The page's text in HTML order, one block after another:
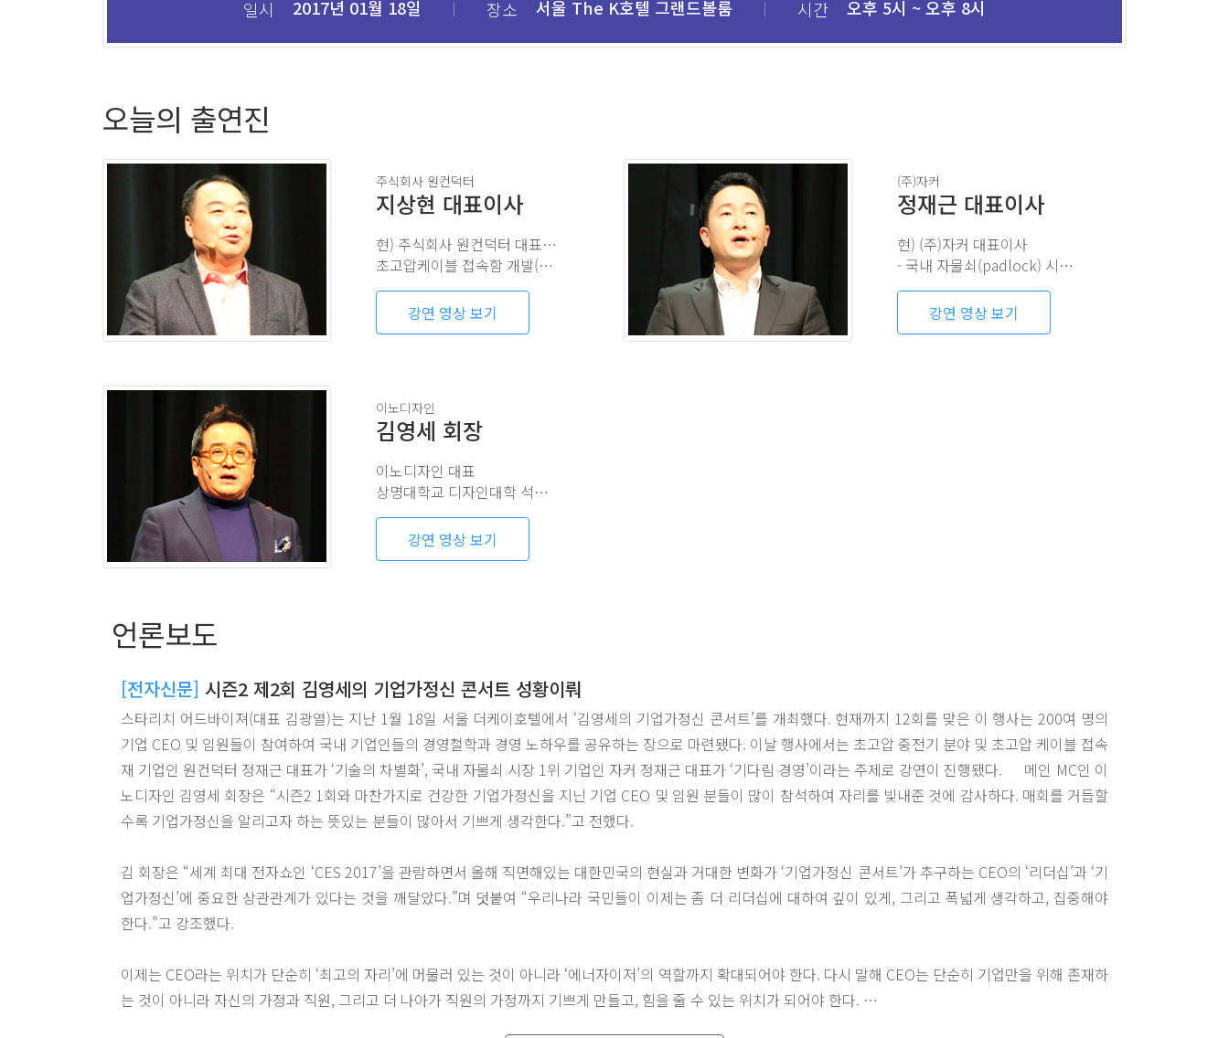
일시 2017년 01월 18일 장소 서울 The K호텔 그랜드볼룸 시간 오후 5시 ~ 오후 8시
오늘의 출연진
주식회사 원컨덕터
지상현 대표이사
현) 주식회사 원컨덕터 대표이사
초고압케이블 접속함 개발(대한전선)
강연 영상 보기
(주)자커
정재근 대표이사
현) (주)자커 대표이사
- 국내 자물쇠(padlock) 시장 점유율 1위
강연 영상 보기
이노디자인
김영세 회장
이노디자인 대표
상명대학교 디자인대학 석좌교수
강연 영상 보기
언론보도
[전자신문] 시즌2 제2회 김영세의 기업가정신 콘서트 성황이뤄
스타리치 어드바이져(대표 김광열)는 지난 1월 18일 서울 더케이호텔에서 ‘김영세의 기업가정신 콘서트’를 개최했다. 현재까지 12회를 맞은 이 행사는 200여 명의
기업 CEO 및 임원들이 참여하여 국내 기업인들의 경영철학과 경영 노하우를 공유하는 장으로 마련됐다. 이날 행사에서는 초고압 중전기 분야 및 초고압 케이블 접속
재 기업인 원컨덕터 정재근 대표가 ‘기술의 차별화’, 국내 자물쇠 시장 1위 기업인 자커 정재근 대표가 ‘기다림 경영’이라는 주제로 강연이 진행됐다. 메인 MC인 이
노디자인 김영세 회장은 “시즌2 1회와 마찬가지로 건강한 기업가정신을 지닌 기업 CEO 및 임원 분들이 많이 참석하여 자리를 빛내준 것에 감사하다. 매회를 거듭할
수록 기업가정신을 알리고자 하는 뜻있는 분들이 많아서 기쁘게 생각한다.”고 전했다.
김 회장은 “세계 최대 전자쇼인 ‘CES 2017’을 관람하면서 올해 직면해있는 대한민국의 현실과 거대한 변화가 ‘기업가정신 콘서트’가 추구하는 CEO의 ‘리더십’과 ‘기
업가정신’에 중요한 상관관계가 있다는 것을 깨달았다.”며 덧붙여 “우리나라 국민들이 이제는 좀 더 리더십에 대하여 깊이 있게, 그리고 폭넓게 생각하고, 집중해야
한다.”고 강조했다.
이제는 CEO라는 위치가 단순히 ‘최고의 자리’에 머물러 있는 것이 아니라 ‘에너자이저’의 역할까지 확대되어야 한다. 다시 말해 CEO는 단순히 기업만을 위해 존재하
는 것이 아니라 자신의 가정과 직원, 그리고 더 나아가 직원의 가정까지 기쁘게 만들고, 힘을 줄 수 있는 위치가 되어야 한다.